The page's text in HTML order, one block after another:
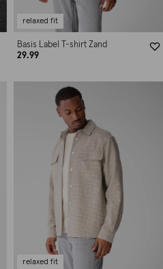
relaxed fit
Basis Label T-shirt Zand
29.99
relaxed fit